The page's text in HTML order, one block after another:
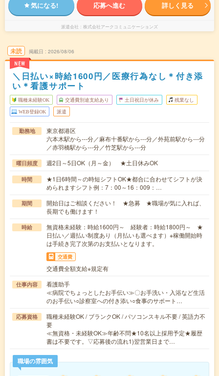
気になる! 応募へ進む 詳しく見る
派遣会社 株式会社アークコミュニケーションズ
未読
NEW
掲載日 2026/08/06
＼日払い×時給1600円／医療行為なし＊付き添
い＊看護サポート
職種未経験OK 交通費別途支給あり 土日祝日が休み 残業なし
WEB登録OK 派遣
勤務地
東京都港区
六本木駅から---分／麻布十番駅から---分／外苑前駅から---分
／赤羽橋駅から---分／竹芝駅から---分
曜日頻度 週2日～5日OK（月～金） ★土日休みOK
時間
★1日6時間～の時短シフトOK★都合に合わせてシフトが決
められますシフト例：7：00～16：009：…
期間
開始日はご相談ください！ ★急募 ★職場が気に入れば、
長期でも働けます！
時給
無資格未経験：時給1600円～ 経験者：時給1800円～ ★
日払い／週払い制度あり（月払いも選べます）※稼働開始時
は手続き完了次第のお支払いとなります。
交通費
交通費全額支給※規定有
仕事内容
看護助手
≪病院でちょっとしたお手伝い≫〇お手洗い・入浴など生活
のお手伝い○診察室への付き添い○食事のサポート…
応募資格
職種未経験OK / ブランクOK / パソコンスキル不要 / 英語力不
要
≪無資格・未経験OK≫年齢不問★10名以上採用予定★履歴
書は不要です。▽応募後の流れ1)翌営業日まで…
職場の雰囲気